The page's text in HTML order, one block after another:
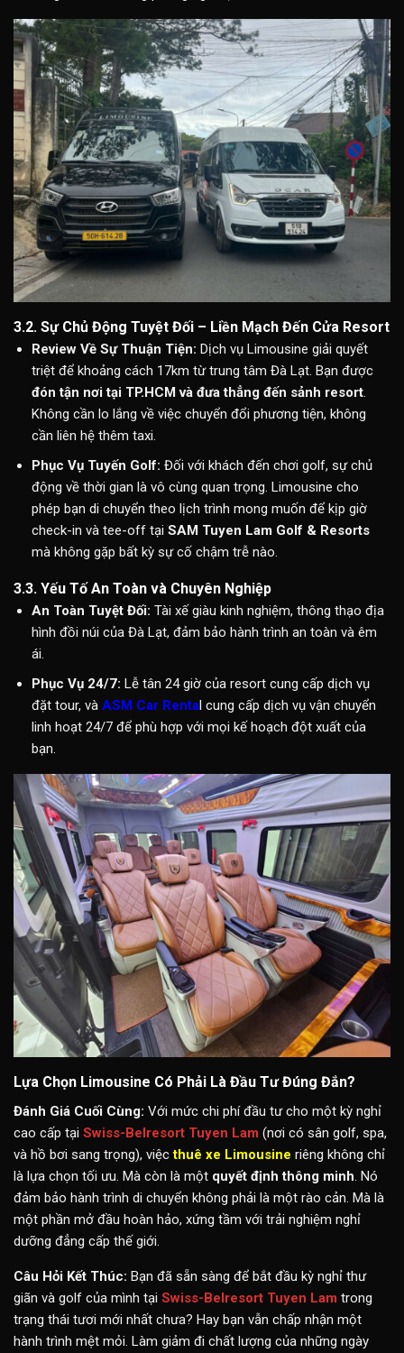
3.2. Sự Chủ Động Tuyệt Đối – Liền Mạch Đến Cửa Resort
Review Về Sự Thuận Tiện: Dịch vụ Limousine giải quyết
triệt để khoảng cách 17km từ trung tâm Đà Lạt. Bạn được
đón tận nơi tại TP.HCM và đưa thẳng đến sảnh resort.
Không cần lo lắng về việc chuyển đổi phương tiện, không
cần liên hệ thêm taxi.
Phục Vụ Tuyến Golf: Đối với khách đến chơi golf, sự chủ
động về thời gian là vô cùng quan trọng. Limousine cho
phép bạn di chuyển theo lịch trình mong muốn để kịp giờ
check-in và tee-off tại SAM Tuyen Lam Golf & Resorts
mà không gặp bất kỳ sự cố chậm trễ nào.
3.3. Yếu Tố An Toàn và Chuyên Nghiệp
An Toàn Tuyệt Đối: Tài xế giàu kinh nghiệm, thông thạo địa
hình đồi núi của Đà Lạt, đảm bảo hành trình an toàn và êm
ái.
Phục Vụ 24/7: Lễ tân 24 giờ của resort cung cấp dịch vụ
đặt tour, và ASM Car Rental cung cấp dịch vụ vận chuyển
linh hoạt 24/7 để phù hợp với mọi kế hoạch đột xuất của
bạn.
Lựa Chọn Limousine Có Phải Là Đầu Tư Đúng Đắn?
Đánh Giá Cuối Cùng: Với mức chi phí đầu tư cho một kỳ nghỉ
cao cấp tại Swiss-Belresort Tuyen Lam (nơi có sân golf, spa,
và hồ bơi sang trọng), việcthuê xe Limousine riêng không chỉ
là lựa chọn tối ưu. Mà còn là một quyết định thông minh. Nó
đảm bảo hành trình di chuyển không phải là một rào cản. Mà là
một phần mở đầu hoàn hảo, xứng tầm với trải nghiệm nghỉ
dưỡng đẳng cấp thế giới.
Câu Hỏi Kết Thúc: Bạn đã sẵn sàng để bắt đầu kỳ nghỉ thư
giãn và golf của mình tại Swiss-Belresort Tuyen Lam trong
trạng thái tươi mới nhất chưa? Hay bạn vẫn chấp nhận một
hành trình mệt mỏi. Làm giảm đi chất lượng của những ngày